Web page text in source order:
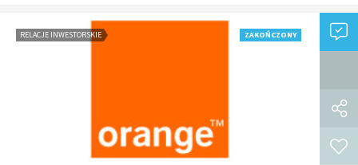
RELACJE INWESTORSKIE ZAKOŃCZONY